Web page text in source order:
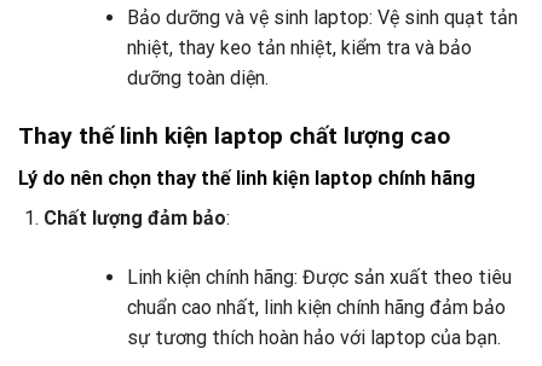
Bảo dưỡng và vệ sinh laptop: Vệ sinh quạt tản
nhiệt, thay keo tản nhiệt, kiểm tra và bảo
dưỡng toàn diện.
Thay thế linh kiện laptop chất lượng cao
Lý do nên chọn thay thế linh kiện laptop chính hãng
Chất lượng đảm bảo:
Linh kiện chính hãng: Được sản xuất theo tiêu
chuẩn cao nhất, linh kiện chính hãng đảm bảo
sự tương thích hoàn hảo với laptop của bạn.